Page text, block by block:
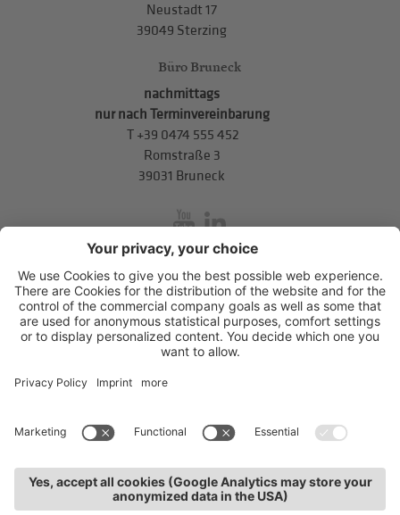
Neustadt 17
39049 Sterzing
Büro Bruneck
nachmittags
nur nach Terminvereinbarung
T +39 0474 555 452
Romstraße 3
39031 Bruneck
inService
Mitterweg 5, Bozner Boden,I-39100Bozen.T+39 0471 310
311. info@hds-bz.it
Impressum
Datenschutzerklärung